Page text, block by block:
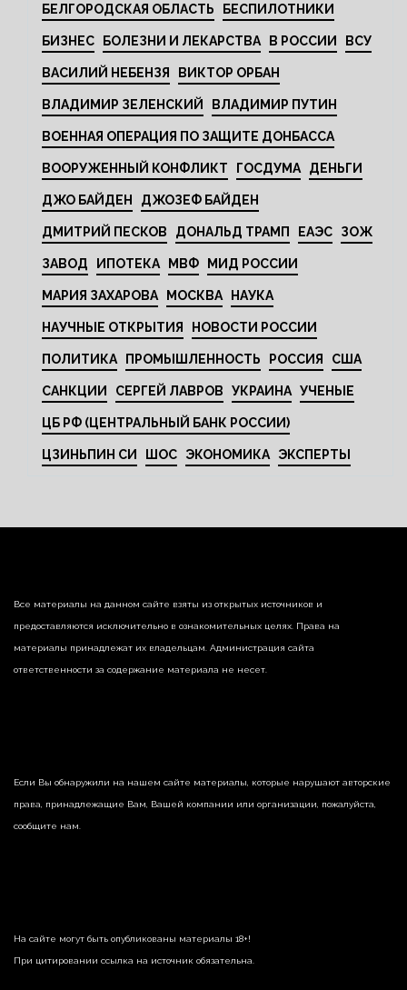
БЕЛГОРОДСКАЯ ОБЛАСТЬ БЕСПИЛОТНИКИ
БИЗНЕС БОЛЕЗНИ И ЛЕКАРСТВА В РОССИИ ВСУ
ВАСИЛИЙ НЕБЕНЗЯ ВИКТОР ОРБАН
ВЛАДИМИР ЗЕЛЕНСКИЙ ВЛАДИМИР ПУТИН
ВОЕННАЯ ОПЕРАЦИЯ ПО ЗАЩИТЕ ДОНБАССА
ВООРУЖЕННЫЙ КОНФЛИКТ ГОСДУМА ДЕНЬГИ
ДЖО БАЙДЕН ДЖОЗЕФ БАЙДЕН
ДМИТРИЙ ПЕСКОВ ДОНАЛЬД ТРАМП ЕАЭС ЗОЖ
ЗАВОД ИПОТЕКА МВФ МИД РОССИИ
МАРИЯ ЗАХАРОВА МОСКВА НАУКА
НАУЧНЫЕ ОТКРЫТИЯ НОВОСТИ РОССИИ
ПОЛИТИКА ПРОМЫШЛЕННОСТЬ РОССИЯ США
САНКЦИИ СЕРГЕЙ ЛАВРОВ УКРАИНА УЧЕНЫЕ
ЦБ РФ (ЦЕНТРАЛЬНЫЙ БАНК РОССИИ)
ЦЗИНЬПИН СИ ШОС ЭКОНОМИКА ЭКСПЕРТЫ
Все материалы на данном сайте взяты из открытых источников и
предоставляются исключительно в ознакомительных целях. Права на
материалы принадлежат их владельцам. Администрация сайта
ответственности за содержание материала не несет.
Если Вы обнаружили на нашем сайте материалы, которые нарушают авторские
права, принадлежащие Вам, Вашей компании или организации, пожалуйста,
сообщите нам.
На сайте могут быть опубликованы материалы 18+!
При цитировании ссылка на источник обязательна.